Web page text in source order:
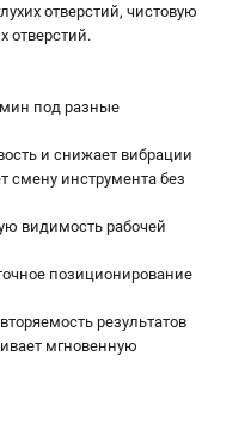
отверстий, чистовую
отверстий.
под разные
и снижает вибрации
смену инструмента без
видимость рабочей
позиционирование
результатов
мгновенную